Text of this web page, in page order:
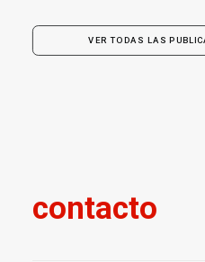
VER TODAS LAS
contacto